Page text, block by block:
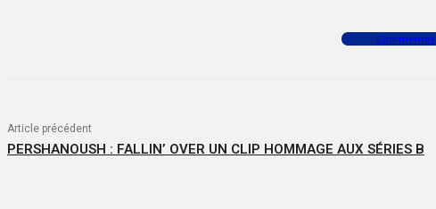
Commenter
Article précédent
PERSHANOUSH : FALLIN’ OVER UN CLIP HOMMAGE AUX SÉRIES B